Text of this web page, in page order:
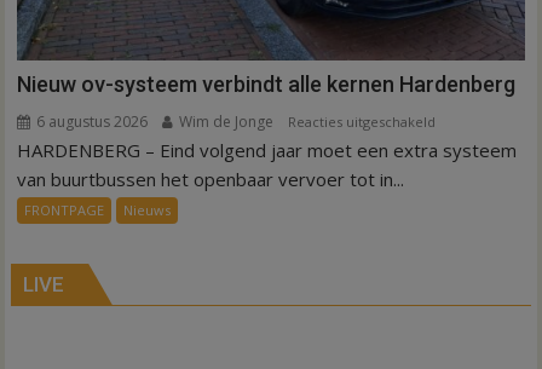
Nieuw ov-systeem verbindt alle kernen Hardenberg
6 augustus 2026 Wim de Jonge Reacties uitgeschakeld
Nieuw
Hardenberg
HARDENBERG – Eind volgend jaar moet een extra systeem
van buurtbussen het openbaar vervoer tot in...
FRONTPAGE Nieuws
LIVE